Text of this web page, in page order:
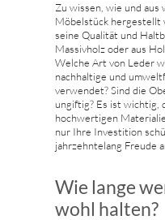
Zu wissen, wie und
Möbelstück hergestellt
seine Qualität und
Massivholz oder aus
Welche Art von Leder
nachhaltige und
verwendet? Sind die
ungiftig? Es ist wichtig,
hochwertigen
nur Ihre Investition
jahrzehntelang Freude
Wie lange
wohl halten?